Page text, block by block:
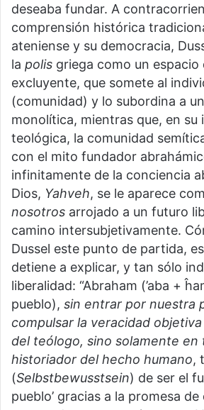
deseaba fundar. A
comprensión histórica
ateniense y su democracia,
la polis griega como un espacio
excluyente, que somete al
(comunidad) y lo subordina a
monolítica, mientras que, en su
teológica, la comunidad
con el mito fundador
infinitamente de la conciencia
Dios, Yahveh, se le aparece
nosotros arrojado a un futuro
camino intersubjetivamente.
Dussel este punto de partida,
detiene a explicar, y tan sólo
liberalidad: “Abraham (’aba +
pueblo), sin entrar por nuestra
compulsar la veracidad
del teólogo, sino solamente
historiador del hecho humano,
(Selbstbewusstsein) de ser el
pueblo’ gracias a la promesa